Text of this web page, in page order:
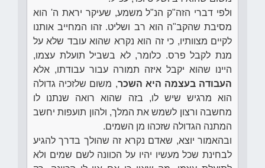
ולפי דברי הזה"ק הנ"ל משמע, שעיקר יראת ה' הוא
מסיבת שהקב"ה הוא רב ושליט. זהו המחייב אותנו
לקיים מצוותיו, כי זה הוא נקרא שהוא עובד שלא על
מנת לקבל פרס. כלומר, לא בשביל תועלת עצמו,
היינו שהוא יקבל איזה תמורה עבור עבודתו, אלא
העבודה בעצמה היא השכר, משום שלזכיה גדולה
הוא מרגיש שיש לו, בזה שהוא רואה שנתנו לו
מחשבה ורצון לשמש את המלך, ולהון תועפות יחשב
המתנה הגדולה שזכהו מן השמים.
ובהאמור יוצא, שאדם נקרא זה שהולך בדרך להגיע
לבחינת שכל מעשיו יהיו על הכוונה לשם שמים ולא